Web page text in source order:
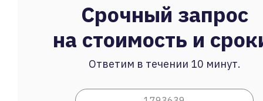
Срочный запрос
на стоимость и
Ответим в течении 10 минут.